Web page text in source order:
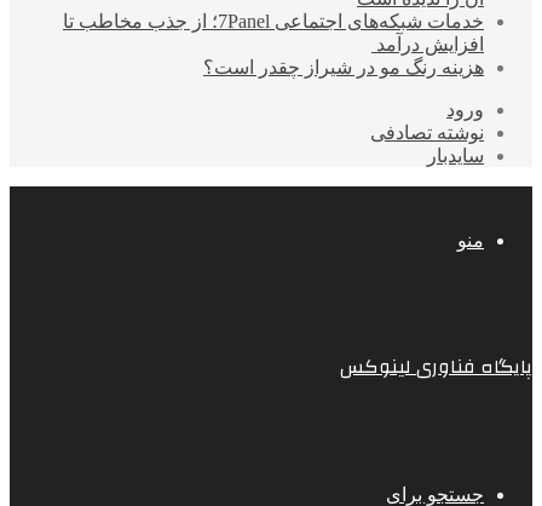
خدمات شبکه‌های اجتماعی 7Panel؛ از جذب مخاطب تا
افزایش درآمد
هزینه رنگ مو در شیراز چقدر است؟
ورود
نوشته تصادفی
سایدبار
منو
پایگاه فناوری لینوکس
جستجو برای